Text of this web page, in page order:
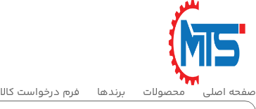
صفحه اصلی محصولات برندها فرم درخواست کالا